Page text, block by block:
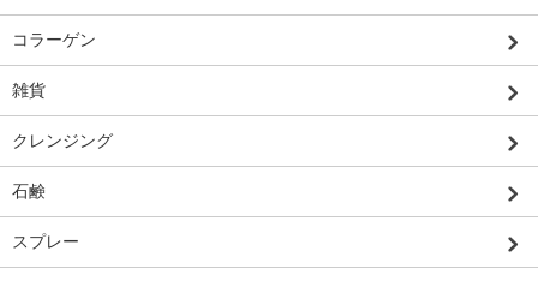
コラーゲン
雑貨
クレンジング
石鹸
スプレー